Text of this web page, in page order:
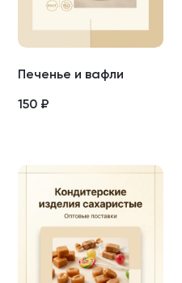
Печенье и вафли
150 ₽